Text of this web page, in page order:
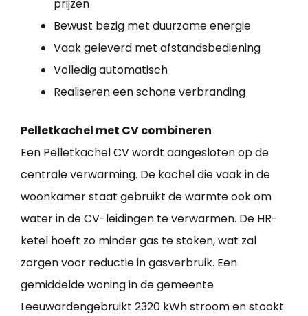
prijzen
Bewust bezig met duurzame energie
Vaak geleverd met afstandsbediening
Volledig automatisch
Realiseren een schone verbranding
Pelletkachel met CV combineren
Een Pelletkachel CV wordt aangesloten op de
centrale verwarming. De kachel die vaak in de
woonkamer staat gebruikt de warmte ook om
water in de CV-leidingen te verwarmen. De HR-
ketel hoeft zo minder gas te stoken, wat zal
zorgen voor reductie in gasverbruik. Een
gemiddelde woning in de gemeente
Leeuwardengebruikt 2320 kWh stroom en stookt